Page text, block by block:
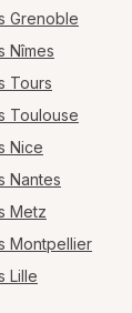
Grenoble
Nîmes
Tours
Toulouse
Nice
Nantes
Metz
Montpellier
Lille